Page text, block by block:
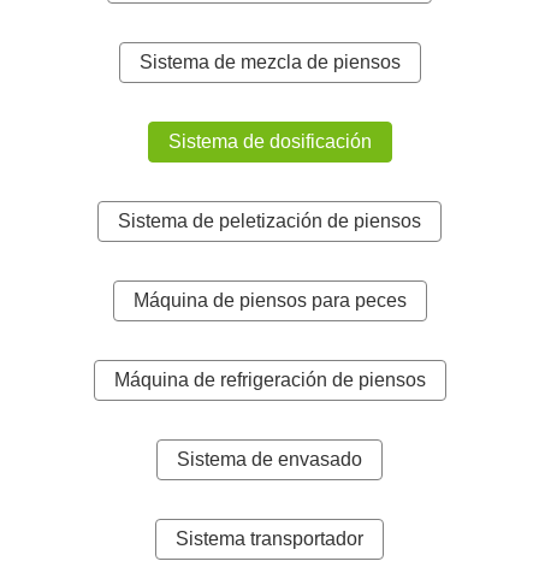
Sistema de mezcla de piensos
Sistema de dosificación
Sistema de peletización de piensos
Máquina de piensos para peces
Máquina de refrigeración de piensos
Sistema de envasado
Sistema transportador